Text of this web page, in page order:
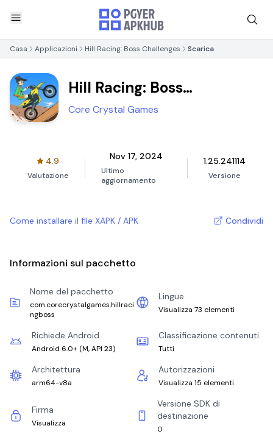
Casa Applicazioni Hill Racing: Boss Challenges Scarica
Hill Racing: Boss
Challenges
Core Crystal Games
4.9
Valutazione
Nov 17, 2024
Ultimo
aggiornamento
1.25.241114
Versione
Come installare il file XAPK / APK Condividi
Informazioni sul pacchetto
Nome del pacchetto
com.corecrystalgames.hillraci
ngboss
Lingue
Visualizza 73 elementi
Richiede Android
Android 6.0+ (M, API 23)
Classificazione contenuti
Tutti
Architettura
arm64-v8a
Autorizzazioni
Visualizza 15 elementi
Firma
Visualizza
Versione SDK di
destinazione
0